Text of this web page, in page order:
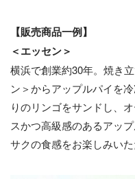
【販売商品一例】
＜エッセン＞
横浜で創業約30年。焼き
ン＞からアップルパイを
りのリンゴをサンドし、
スかつ高級感のあるアッ
サクの食感をお楽しみいた